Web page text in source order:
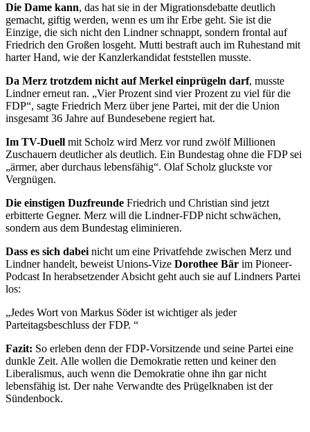
Die Dame kann, das hat sie in der Migrationsdebatte deutlich
gemacht, giftig werden, wenn es um ihr Erbe geht. Sie ist die
Einzige, die sich nicht den Lindner schnappt, sondern frontal auf
Friedrich den Großen losgeht. Mutti bestraft auch im Ruhestand mit
harter Hand, wie der Kanzlerkandidat feststellen musste.
Da Merz trotzdem nicht auf Merkel einprügeln darf, musste
Lindner erneut ran. „Vier Prozent sind vier Prozent zu viel für die
FDP“, sagte Friedrich Merz über jene Partei, mit der die Union
insgesamt 36 Jahre auf Bundesebene regiert hat.
Im TV-Duell mit Scholz wird Merz vor rund zwölf Millionen
Zuschauern deutlicher als deutlich. Ein Bundestag ohne die FDP sei
„ärmer, aber durchaus lebensfähig“. Olaf Scholz gluckste vor
Vergnügen.
Die einstigen Duzfreunde Friedrich und Christian sind jetzt
erbitterte Gegner. Merz will die Lindner-FDP nicht schwächen,
sondern aus dem Bundestag eliminieren.
Dass es sich dabei nicht um eine Privatfehde zwischen Merz und
Lindner handelt, beweist Unions-Vize Dorothee Bär im Pioneer-
Podcast In herabsetzender Absicht geht auch sie auf Lindners Partei
los:
„Jedes Wort von Markus Söder ist wichtiger als jeder
Parteitagsbeschluss der FDP. “
Fazit: So erleben denn der FDP-Vorsitzende und seine Partei eine
dunkle Zeit. Alle wollen die Demokratie retten und keiner den
Liberalismus, auch wenn die Demokratie ohne ihn gar nicht
lebensfähig ist. Der nahe Verwandte des Prügelknaben ist der
Sündenbock.